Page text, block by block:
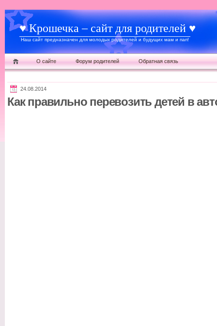
♥ Крошечка – сайт для родителей ♥
Наш сайт предназначен для молодых родителей и будущих мам и пап!
О сайте Форум родителей Обратная связь
24.08.2014
Как правильно перевозить детей в